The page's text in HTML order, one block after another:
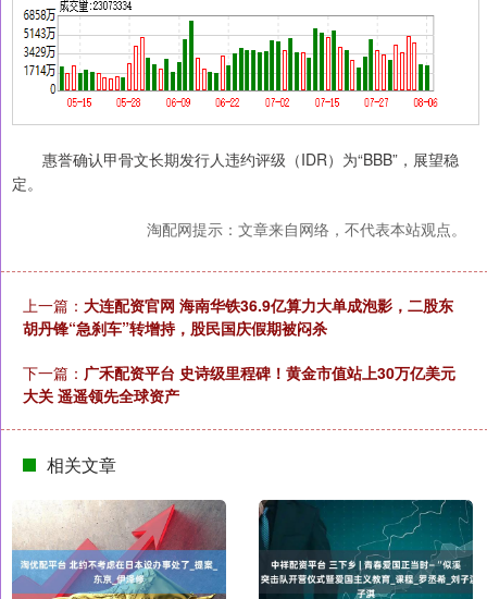
惠誉确认甲骨文长期发行人违约评级（IDR）为“BBB”，展望稳
定。
淘配网提示：文章来自网络，不代表本站观点。
上一篇： 大连配资官网 海南华铁36.9亿算力大单成泡影，二股东
胡丹锋“急刹车”转增持，股民国庆假期被闷杀
下一篇： 广禾配资平台 史诗级里程碑！黄金市值站上30万亿美元
大关 遥遥领先全球资产
相关文章